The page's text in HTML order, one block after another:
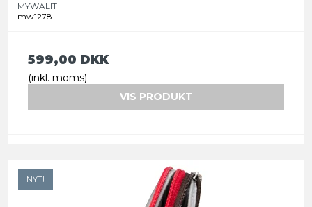
MYWALIT
mw1278
599,00 DKK
(inkl. moms)
VIS PRODUKT
NYT!